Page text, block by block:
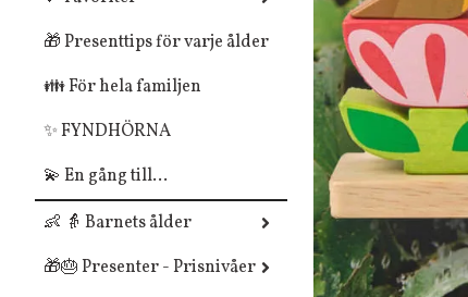
🎁 Presenttips för varje ålder
👪 För hela familjen
✨ FYNDHÖRNA
💫 En gång till...
👶 👵 Barnets ålder
🎁🎂 Presenter - Prisnivåer